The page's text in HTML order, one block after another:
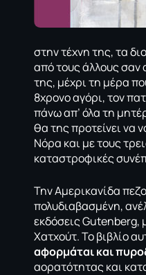
στην τέχνη της, τα
από τους άλλους σαν
της, μέχρι τη μέρα
8χρονο αγόρι, τον
πάνω απ’ όλα τη
θα της προτείνει να
Νόρα και με τους
καταστροφικές
Την Αμερικανίδα
πολυδιαβασμένη,
εκδόσεις Gutenberg,
Χατχούτ. Το βιβλίο
αφορμάται και
αορατότητας και